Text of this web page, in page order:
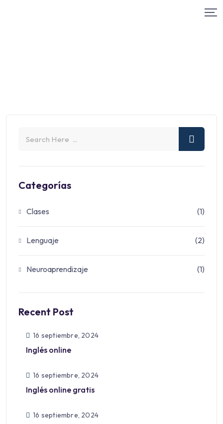
Categorías
Clases (1)
Lenguaje (2)
Neuroaprendizaje (1)
Recent Post
16 septiembre, 2024
Inglés online
16 septiembre, 2024
Inglés online gratis
16 septiembre, 2024